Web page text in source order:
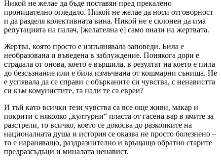
Никой не желае да бъде поставян пред прекалено
проницателно огледало. Никой не желае да носи отговорност
и да разделя колективната вина. Никой не е склонен да има
репутацията на палач, [желателна е] само онази на жертвата.
Жертва, която просто е изпълнявала заповеди. Била е
необразована и въведена в заблуждение. Понякога дори е
страдала от онова, което е вършила, в резултат на което е пила
до безсъзнание или е била измъчвана от кошмарни сънища. Не
е успявала да се справи с обърканите си чувства, с ненавистта
си към комунистите, та нали те са евреи?
И тъй като всички тези чувства са все още живи, макар и
покрити с няколко „културни“ пласта от гасена вар в ямите за
разстрели, то всичко, което се докосва до разкопките на
националната душа и история се оказва не просто болезнено –
то е нараняващо, раздразнително и връщащо обратно старите
предразсъдъци и миналата ненавист.